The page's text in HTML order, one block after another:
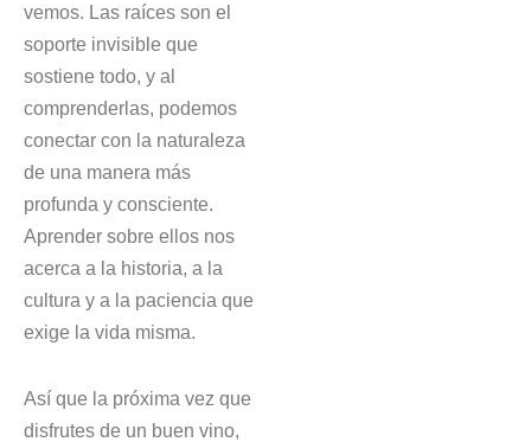
vemos. Las raíces son el
soporte invisible que
sostiene todo, y al
comprenderlas, podemos
conectar con la naturaleza
de una manera más
profunda y consciente.
Aprender sobre ellos nos
acerca a la historia, a la
cultura y a la paciencia que
exige la vida misma.
Así que la próxima vez que
disfrutes de un buen vino,